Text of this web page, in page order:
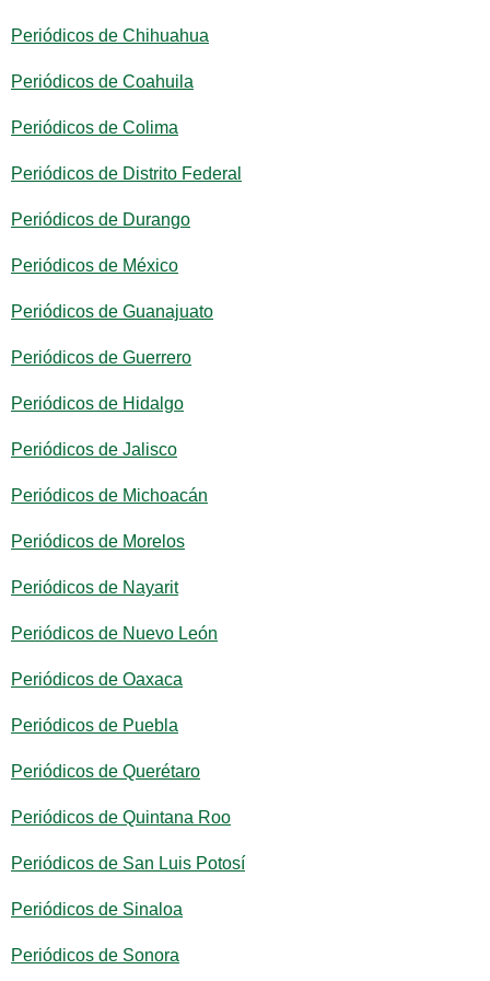
Periódicos de Chihuahua
Periódicos de Coahuila
Periódicos de Colima
Periódicos de Distrito Federal
Periódicos de Durango
Periódicos de México
Periódicos de Guanajuato
Periódicos de Guerrero
Periódicos de Hidalgo
Periódicos de Jalisco
Periódicos de Michoacán
Periódicos de Morelos
Periódicos de Nayarit
Periódicos de Nuevo León
Periódicos de Oaxaca
Periódicos de Puebla
Periódicos de Querétaro
Periódicos de Quintana Roo
Periódicos de San Luis Potosí
Periódicos de Sinaloa
Periódicos de Sonora